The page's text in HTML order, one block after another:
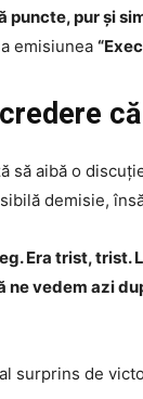
puncte, pur și
emisiunea
să aibă o
demisie,
Era trist,
vedem azi
surprins de